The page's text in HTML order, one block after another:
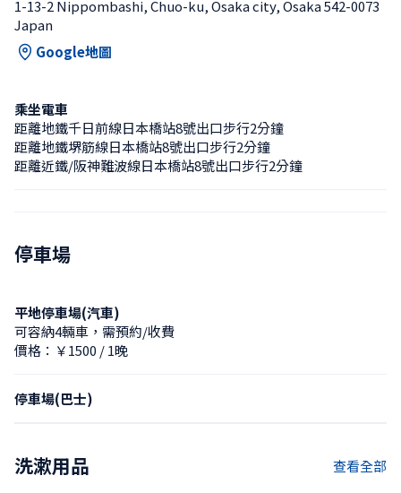
1-13-2 Nippombashi, Chuo-ku, Osaka city, Osaka 542-0073
Japan
Google地圖
乘坐電車
距離地鐵千日前線日本橋站8號出口步行2分鐘
距離地鐵堺筋線日本橋站8號出口步行2分鐘
距離近鐵/阪神難波線日本橋站8號出口步行2分鐘
停車場
平地停車場(汽車)
可容納4輛車，需預約/收費
價格：￥1500 / 1晚
停車場(巴士)
洗漱用品 查看全部